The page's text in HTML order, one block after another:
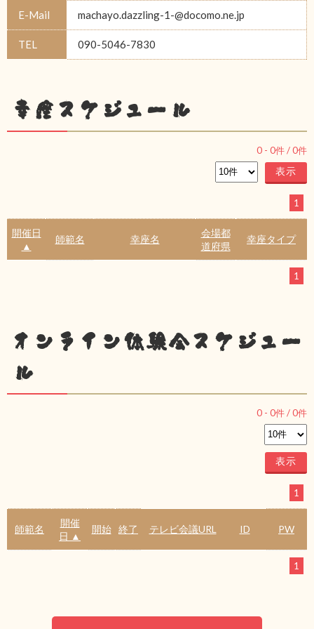
E-Mail machayo.dazzling-1-@docomo.ne.jp
TEL 090-5046-7830
幸座スケジュール
0 - 0件 /0件
1
開催日
▲
師範名 幸座名
会場都
道府県
幸座タイプ
1
オンライン体験会スケジュー
ル
0 - 0件 /0件
1
師範名
開催
日 ▲
開始 終了 テレビ会議URL ID PW
1